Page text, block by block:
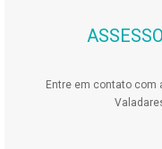
Entre em contato com